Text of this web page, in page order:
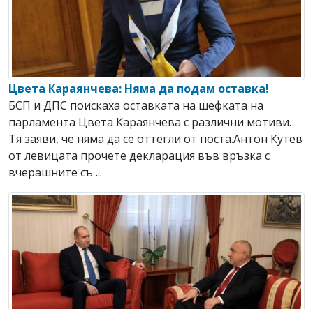
Цвета Караянчева: Няма да подам оставка!
БСП и ДПС поискаха оставката на шефката на
парламента Цвета Караянчева с различни мотиви.
Тя заяви, че няма да се оттегли от поста.Антон Кутев
от левицата прочете декларация във връзка с
вчерашните съ ...